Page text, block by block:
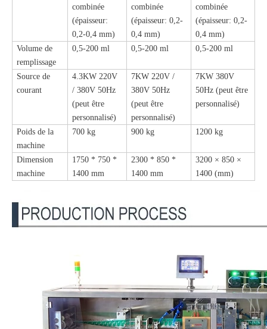
combinée
(épaisseur:
0,2-0,4 mm)
combinée
(épaisseur: 0,2-
0,4 mm)
combinée
(épaisseur: 0,2-
0,4 mm)
Volume de
remplissage
0,5-200 ml 0,5-200 ml 0,5-200 ml
Source de
courant
4.3KW 220V
/ 380V 50Hz
(peut être
personnalisé)
7KW 220V /
380V 50Hz
(peut être
personnalisé)
7KW 380V
50Hz (peut être
personnalisé)
Poids de la
machine
700 kg 900 kg 1200 kg
Dimension
machine
1750 * 750 *
1400 mm
2300 * 850 *
1400 mm
3200 × 850 ×
1400 (mm)